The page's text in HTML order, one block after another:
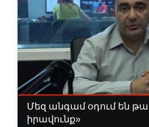
Մեզ անգամ օդում են
իրավունք»